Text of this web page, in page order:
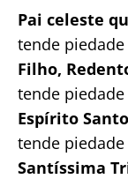
Pai celeste
tende
Filho,
tende
Espírito
tende
Santíssima